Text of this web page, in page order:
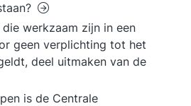
werkzaam zijn in een
geen verplichting tot het
deel uitmaken van de
is de Centrale